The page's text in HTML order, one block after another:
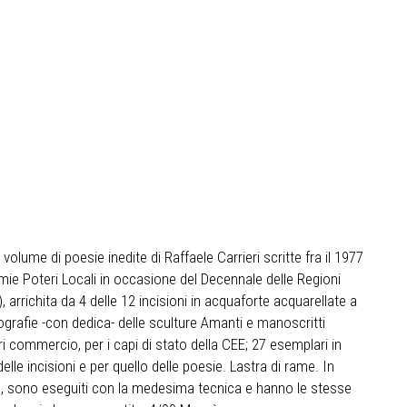
di poesie inedite di Raffaele Carrieri scritte fra il 1977
Poteri Locali in occasione del Decennale delle Regioni
arrichita da 4 delle 12 incisioni in acquaforte acquarellate a
-con dedica- delle sculture Amanti e manoscritti
per i capi di stato della CEE; 27 esemplari in
incisioni e per quello delle poesie. Lastra di rame. In
sono eseguiti con la medesima tecnica e hanno le stesse